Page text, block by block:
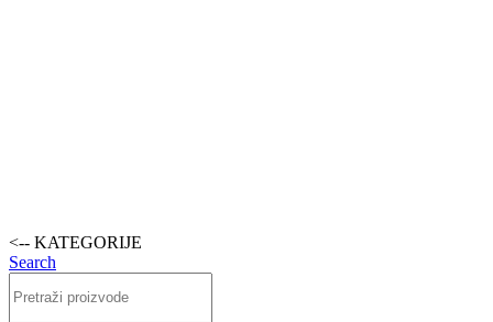
<-- KATEGORIJE
Search